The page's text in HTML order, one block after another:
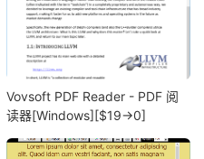
Vovsoft PDF Reader - PDF 阅
读器[Windows][$19→0]